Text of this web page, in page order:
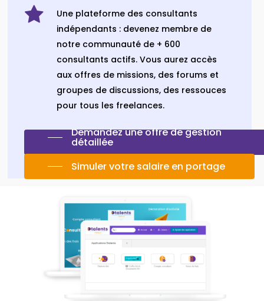
Une plateforme des consultants
indépendants : devenez membre de
notre communauté de + 600
consultants actifs. Vous aurez accès
aux offres de missions, des forums et
groupes de discussions, des ressouces
pour tous les freelances.
Demandez une offre de gestion
détaillée
Simuler votre salaire en portage